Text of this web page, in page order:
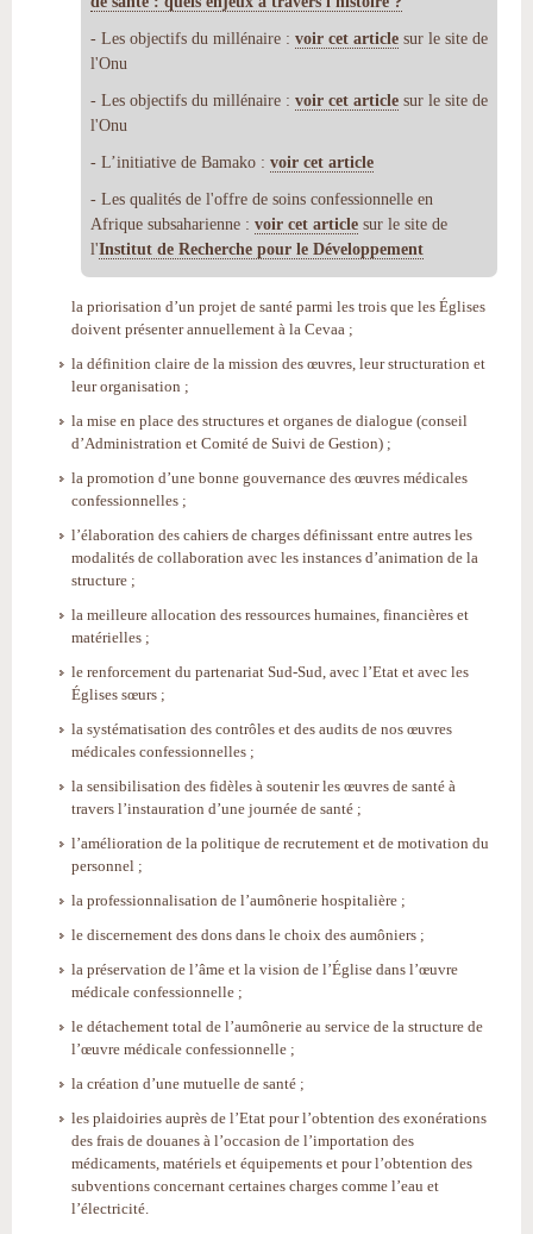
- Les objectifs du millénaire : voir cet article sur le site de
l'Onu
- Les objectifs du millénaire : voir cet article sur le site de
l'Onu
- L’initiative de Bamako : voir cet article
- Les qualités de l'offre de soins confessionnelle en
Afrique subsaharienne : voir cet article sur le site de
l'Institut de Recherche pour le Développement
la priorisation d’un projet de santé parmi les trois que les Églises
doivent présenter annuellement à la Cevaa ;
la définition claire de la mission des œuvres, leur structuration et
leur organisation ;
la mise en place des structures et organes de dialogue (conseil
d’Administration et Comité de Suivi de Gestion) ;
la promotion d’une bonne gouvernance des œuvres médicales
confessionnelles ;
l’élaboration des cahiers de charges définissant entre autres les
modalités de collaboration avec les instances d’animation de la
structure ;
la meilleure allocation des ressources humaines, financières et
matérielles ;
le renforcement du partenariat Sud-Sud, avec l’Etat et avec les
Églises sœurs ;
la systématisation des contrôles et des audits de nos œuvres
médicales confessionnelles ;
la sensibilisation des fidèles à soutenir les œuvres de santé à
travers l’instauration d’une journée de santé ;
l’amélioration de la politique de recrutement et de motivation du
personnel ;
la professionnalisation de l’aumônerie hospitalière ;
le discernement des dons dans le choix des aumôniers ;
la préservation de l’âme et la vision de l’Église dans l’œuvre
médicale confessionnelle ;
le détachement total de l’aumônerie au service de la structure de
l’œuvre médicale confessionnelle ;
la création d’une mutuelle de santé ;
les plaidoiries auprès de l’Etat pour l’obtention des exonérations
des frais de douanes à l’occasion de l’importation des
médicaments, matériels et équipements et pour l’obtention des
subventions concernant certaines charges comme l’eau et
l’électricité.